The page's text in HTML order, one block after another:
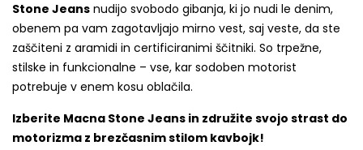
Stone Jeans nudijo svobodo gibanja, ki jo nudi le denim,
obenem pa vam zagotavljajo mirno vest, saj veste, da ste
zaščiteni z aramidi in certificiranimi ščitniki. So trpežne,
stilske in funkcionalne – vse, kar sodoben motorist
potrebuje v enem kosu oblačila.
Izberite Macna Stone Jeans in združite svojo strast do
motorizma z brezčasnim stilom kavbojk!